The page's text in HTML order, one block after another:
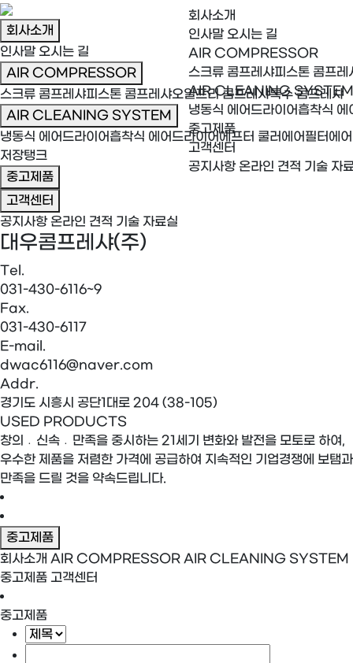
회사소개
인사말 오시는 길
AIR COMPRESSOR
스크류 콤프레샤피스톤 콤프레
AIR CLEANING SYSTEM
냉동식 에어드라이어흡착식 에
중고제품
고객센터
공지사항 온라인 견적 기술 자
회사소개
인사말 오시는 길
AIR COMPRESSOR
스크류 콤프레샤피스톤 콤프레샤오일프리 콤프레샤특수 콤프레샤
AIR CLEANING SYSTEM
냉동식 에어드라이어흡착식 에어드라이어에프터 쿨러에어필터에어
저장탱크
중고제품
고객센터
공지사항 온라인 견적 기술 자료실
대우콤프레샤(주)
Tel.
031-430-6116~9
Fax.
031-430-6117
E-mail.
dwac6116@naver.com
Addr.
경기도 시흥시 공단1대로 204 (38-105)
USED PRODUCTS
창의﹒신속﹒만족을 중시하는 21세기 변화와 발전을 모토로 하여,
우수한 제품을 저렴한 가격에 공급하여 지속적인 기업경쟁에 보탬과
만족을 드릴 것을 약속드립니다.
중고제품
회사소개 AIR COMPRESSOR AIR CLEANING SYSTEM
중고제품 고객센터
중고제품